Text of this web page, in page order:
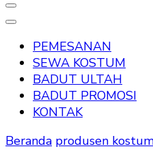
PEMESANAN
SEWA KOSTUM
BADUT ULTAH
BADUT PROMOSI
KONTAK
Beranda produsen